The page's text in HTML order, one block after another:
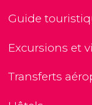
Guide
Excursions et
Transferts